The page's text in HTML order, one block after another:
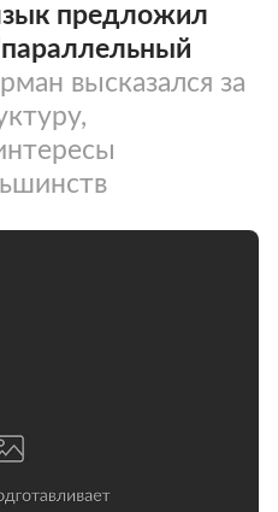
предложил
высказался за